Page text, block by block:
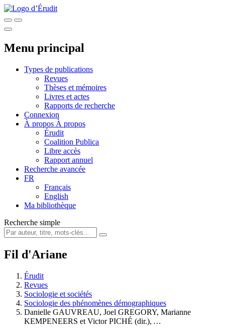
Menu principal
Types de publications
Revues
Thèses et mémoires
Livres et actes
Rapports de recherche
Connexion
À propos À propos
Érudit
Coalition Publica
Libre accès
Rapport annuel
Recherche avancée
FR
Français
English
Ma bibliothèque
Recherche simple
Fil d'Ariane
Érudit
Revues
Sociologie et sociétés
Sociologie des phénomènes démographiques
Danielle GAUVREAU, Joel GREGORY, Marianne
KEMPENEERS et Victor PICHÉ (dir.), …